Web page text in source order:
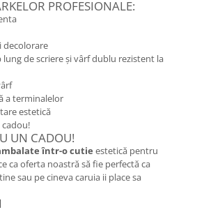
PROFESIONALE:
decolorare
de scriere și vârf dublu rezistent la
a terminalelor
estetică
UN CADOU!
într-ocutie estetică pentru
ca oferta noastră să fie perfectă ca
sau pe cineva caruia ii place sa